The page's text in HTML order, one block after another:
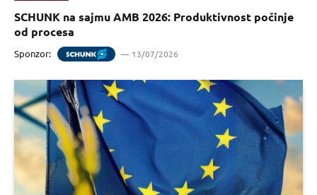
SCHUNK na sajmu AMB 2026: Produktivnost počinje
od procesa
Sponzor: 13/07/2026